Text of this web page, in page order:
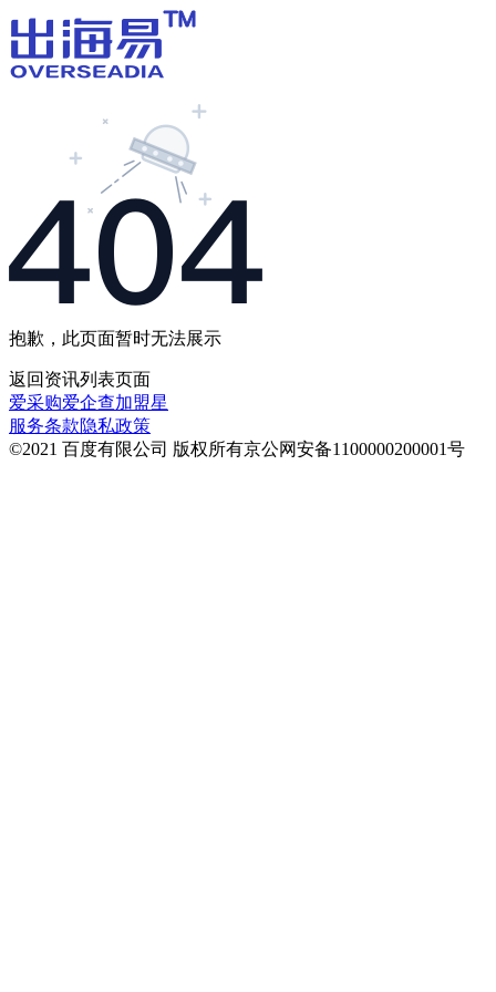
抱歉，此页面暂时无法展示
返回 资讯列表页面
爱采购爱企查加盟星
服务条款隐私政策
©2021 百度有限公司 版权所有京公网安备1100000200001号